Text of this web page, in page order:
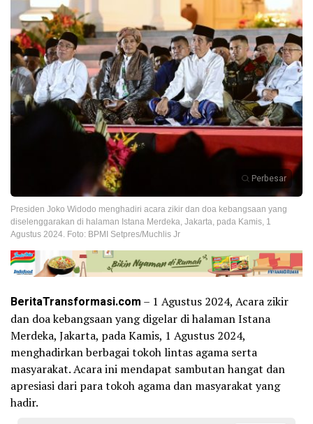
Perbesar
Presiden Joko Widodo menghadiri acara zikir dan doa kebangsaan yang
diselenggarakan di halaman Istana Merdeka, Jakarta, pada Kamis, 1
Agustus 2024. Foto: BPMI Setpres/Muchlis Jr
BeritaTransformasi.com – 1 Agustus 2024, Acara zikir
dan doa kebangsaan yang digelar di halaman Istana
Merdeka, Jakarta, pada Kamis, 1 Agustus 2024,
menghadirkan berbagai tokoh lintas agama serta
masyarakat. Acara ini mendapat sambutan hangat dan
apresiasi dari para tokoh agama dan masyarakat yang
hadir.